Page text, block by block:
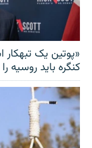
«پوتین یک
کنگره باید روسیه